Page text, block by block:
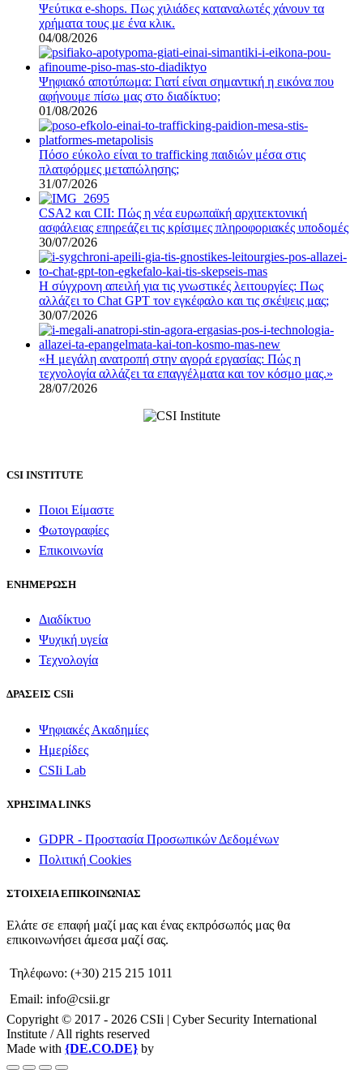
Ψεύτικα e-shops. Πως χιλιάδες καταναλωτές χάνουν τα
χρήματα τους με ένα κλικ.
04/08/2026
Ψηφιακό αποτύπωμα: Γιατί είναι σημαντική η εικόνα που
αφήνουμε πίσω μας στο διαδίκτυο;
01/08/2026
Πόσο εύκολο είναι το trafficking παιδιών μέσα στις
πλατφόρμες μεταπώλησης;
31/07/2026
CSA2 και CII: Πώς η νέα ευρωπαϊκή αρχιτεκτονική
ασφάλειας επηρεάζει τις κρίσιμες πληροφοριακές υποδομές
30/07/2026
Η σύγχρονη απειλή για τις γνωστικές λειτουργίες: Πως
αλλάζει το Chat GPT τον εγκέφαλο και τις σκέψεις μας;
30/07/2026
«Η μεγάλη ανατροπή στην αγορά εργασίας: Πώς η
τεχνολογία αλλάζει τα επαγγέλματα και τον κόσμο μας.»
28/07/2026
CSI INSTITUTE
Ποιοι Είμαστε
Φωτογραφίες
Επικοινωνία
ΕΝΗΜΕΡΩΣΗ
Διαδίκτυο
Ψυχική υγεία
Τεχνολογία
ΔΡΑΣΕΙΣ CSIi
Ψηφιακές Ακαδημίες
Ημερίδες
CSIi Lab
ΧΡΗΣΙΜΑ LINKS
GDPR - Προστασία Προσωπικών Δεδομένων
Πολιτική Cookies
ΣΤΟΙΧΕΙΑ ΕΠΙΚΟΙΝΩΝΙΑΣ
Ελάτε σε επαφή μαζί μας και ένας εκπρόσωπός μας θα
επικοινωνήσει άμεσα μαζί σας.
Τηλέφωνο: (+30) 215 215 1011
Email: info@csii.gr
Copyright © 2017 - 2026 CSIi | Cyber Security International
Institute / All rights reserved
Made with {DE.CO.DE} by